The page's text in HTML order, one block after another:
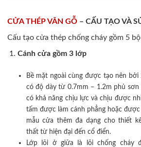
CỬA THÉP VÂN GỖ – CẤU TẠO VÀ
Cấu tạo cửa thép chống cháy gồm 5
Cánh cửa gồm 3 lớp
Bề mặt ngoài cùng được tạo nên
có độ dày từ 0.7mm – 1.2m phủ sơn
có khả năng chịu lực và chịu được
tấm được làm cánh phẳng hoặc
mẫu cửa thêm đa dạng cho thiết
thất từ hiện đại đến cổ điển.
Lớp lõi ở giữa là lõi chống cháy